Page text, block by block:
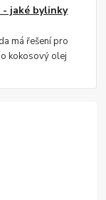
- jaké bylinky
má řešení pro
kokosový olej